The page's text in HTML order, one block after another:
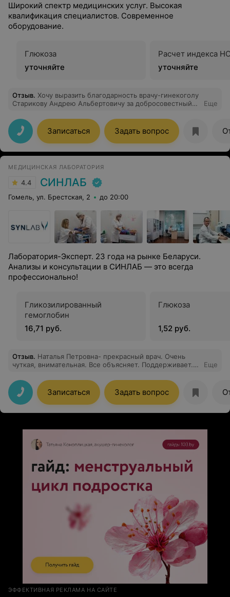
Широкий спектр медицинских услуг. Высокая
квалификация специалистов. Современное
оборудование.
Глюкоза
уточняйте
Расчет индекса
уточняйте
Отзыв. Хочу выразить благодарность врачу-гинекоголу
Старикову Андрею Альбертовичу за добросовестный
на словах, а истенно на деле. Я не могла
забеременеть 7 лет, наблюдалась у многих
квалифицированных врачей, но увы все было
безрезультатно, и только грамотных подход к лечению
врачом Стариковым А.А. позволил осуществить мою
ребенке длительное время и не получается,
обратиться к врачу Старикову А.А.
Еще
Записаться Задать вопрос
МЕДИЦИНСКАЯ ЛАБОРАТОРИЯ
4.4 СИНЛАБ
Гомель, ул. Брестская, 2 до 20:00
Лаборатория-Эксперт. 23 года на рынке Беларуси.
Анализы и консультации в СИНЛАБ — это всегда
профессионально!
Гликозилированный
гемоглобин
16,71 руб.
Глюкоза
1,52 руб.
Отзыв. Наталья Петровна- прекрасный врач. Очень
чуткая, внимательная. Все объясняет. Поддерживает.
безболезненно. Беременность планирую наблюдать
только у неё.
Еще
Записаться Задать вопрос
ЭФФЕКТИВНАЯ РЕКЛАМА НА САЙТЕ